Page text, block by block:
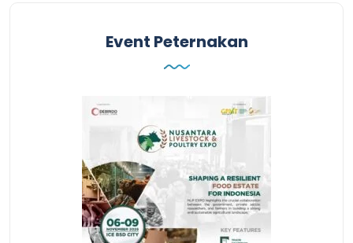
Event Peternakan